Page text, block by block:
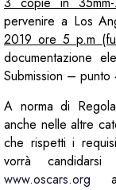
pervenire a Los
2019 ore 5 p.m
documentazione
Submission – punto
A norma di
anche nelle altre
che rispetti i
vorrà
www.oscars.org